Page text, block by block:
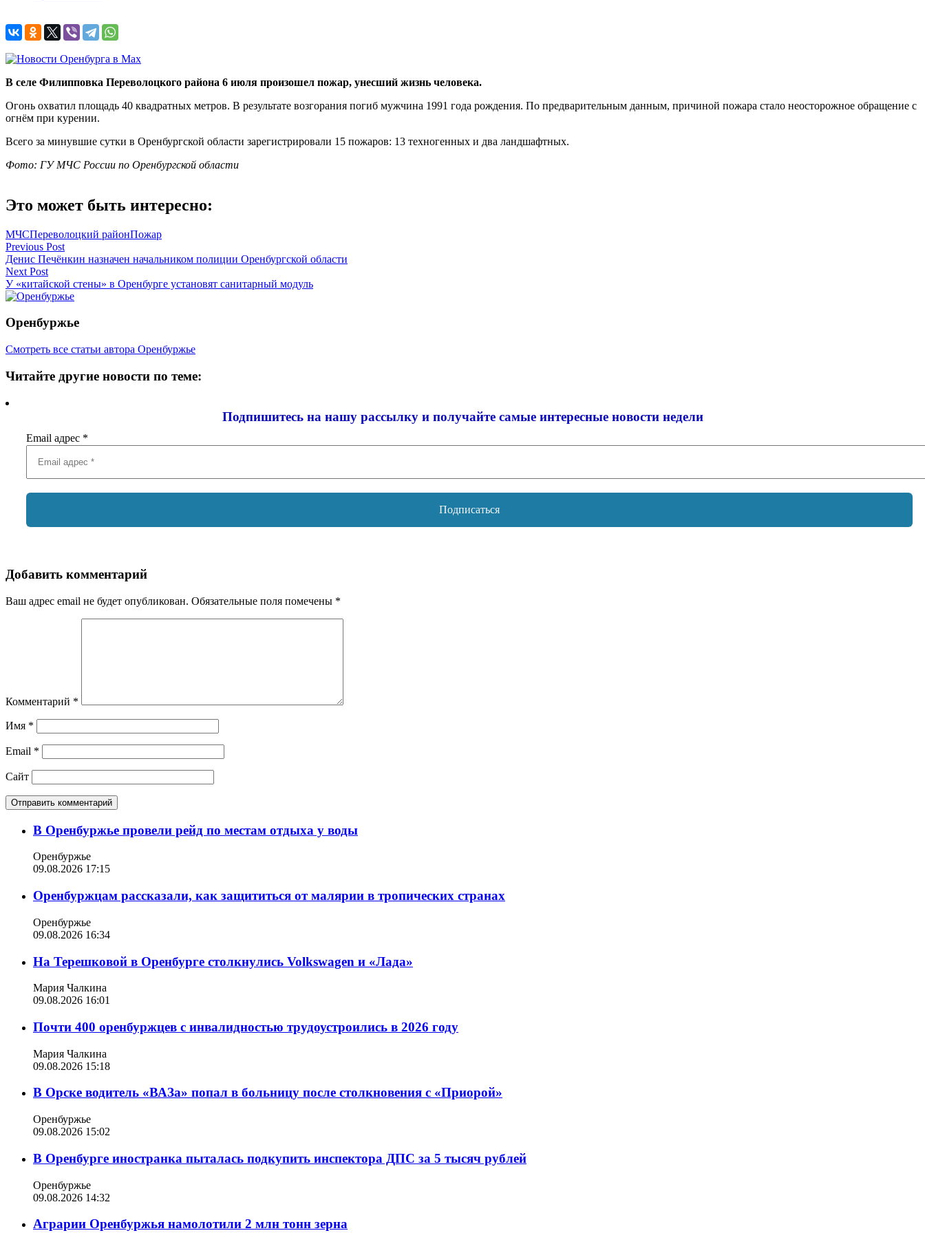
В селе Филипповка Переволоцкого района 6 июля произошел пожар, унесший жизнь человека.
Огонь охватил площадь 40 квадратных метров. В результате возгорания погиб мужчина 1991 года рождения. По предварительным данным, причиной пожара стало неосторожное обращение с
огнём при курении.
Всего за минувшие сутки в Оренбургской области зарегистрировали 15 пожаров: 13 техногенных и два ландшафтных.
Фото: ГУ МЧС России по Оренбургской области
Это может быть интересно:
МЧСПереволоцкий районПожар
Навигация
по
записям
Previous Post
Денис Печёнкин назначен начальником полиции Оренбургской области
Next Post
У «китайской стены» в Оренбурге установят санитарный модуль
Оренбуржье
Смотреть все статьи автора Оренбуржье
Читайте другие новости по теме:
Подпишитесь на нашу рассылку и получайте самые интересные новости недели
Email адрес *
Добавить комментарий
Ваш адрес email не будет опубликован. Обязательные поля помечены *
Комментарий *
Имя *
Email *
Сайт
В Оренбуржье провели рейд по местам отдыха у воды
Оренбуржье
09.08.2026 17:15
Оренбуржцам рассказали, как защититься от малярии в тропических странах
Оренбуржье
09.08.2026 16:34
На Терешковой в Оренбурге столкнулись Volkswagen и «Лада»
Мария Чалкина
09.08.2026 16:01
Почти 400 оренбуржцев с инвалидностью трудоустроились в 2026 году
Мария Чалкина
09.08.2026 15:18
В Орске водитель «ВАЗа» попал в больницу после столкновения с «Приорой»
Оренбуржье
09.08.2026 15:02
В Оренбурге иностранка пыталась подкупить инспектора ДПС за 5 тысяч рублей
Оренбуржье
09.08.2026 14:32
Аграрии Оренбуржья намолотили 2 млн тонн зерна